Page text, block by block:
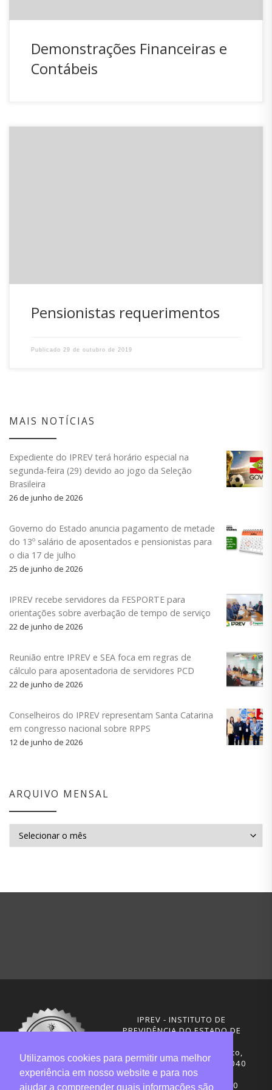
Demonstrações Financeiras e
Contábeis
Pensionistas requerimentos
Publicado 29 de outubro de 2019
MAIS NOTÍCIAS
Expediente do IPREV terá horário especial na
segunda-feira (29) devido ao jogo da Seleção
Brasileira
26 de junho de 2026
Governo do Estado anuncia pagamento de metade
do 13º salário de aposentados e pensionistas para
o dia 17 de julho
25 de junho de 2026
IPREV recebe servidores da FESPORTE para
orientações sobre averbação de tempo de serviço
22 de junho de 2026
Reunião entre IPREV e SEA foca em regras de
cálculo para aposentadoria de servidores PCD
22 de junho de 2026
Conselheiros do IPREV representam Santa Catarina
em congresso nacional sobre RPPS
12 de junho de 2026
ARQUIVO MENSAL
IPREV - INSTITUTO DE
PREVIDÊNCIA DO ESTADO DE
Rua Visconde de Ouro Preto,
291 – Centro - CEP: 88020-040
Florianópolis - SC
Telefones: (48) 3665-4600
Utilizamos cookies para permitir uma melhor
experiência em nosso website e para nos
ajudar a compreender quais informações são